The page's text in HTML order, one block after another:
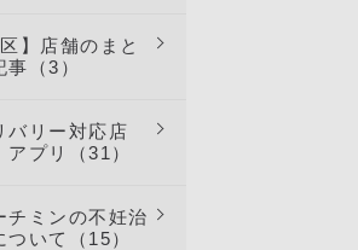
区】店舗のまと
事（3）
バリー対応店
アプリ（31）
チミンの不妊治
ついて（15）